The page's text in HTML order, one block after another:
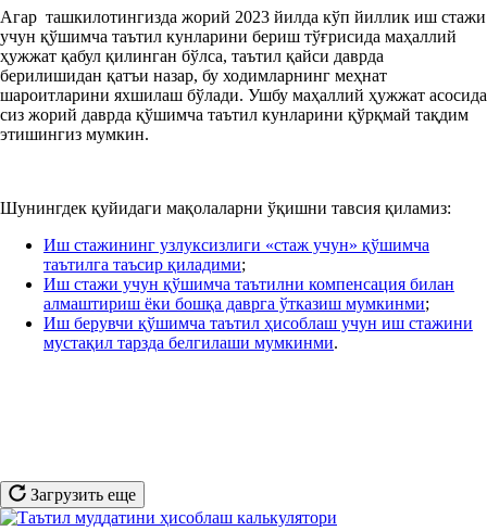
Агар ташкилотингизда жорий 2023 йилда кўп йиллик иш стажи
учун қўшимча таътил кунларини бериш тўғрисида маҳаллий
ҳужжат қабул қилинган бўлса, таътил қайси даврда
берилишидан қатъи назар, бу ходимларнинг меҳнат
шароитларини яхшилаш бўлади. Ушбу маҳаллий ҳужжат асосида
сиз жорий даврда қўшимча таътил кунларини қўрқмай тақдим
этишингиз мумкин.
Шунингдек қуйидаги мақолаларни ўқишни тавсия қиламиз:
Иш стажининг узлуксизлиги «стаж учун» қўшимча
таътилга таъсир қиладими;
Иш стажи учун қўшимча таътилни компенсация билан
алмаштириш ёки бошқа даврга ўтказиш мумкинми;
Иш берувчи қўшимча таътил ҳисоблаш учун иш стажини
мустақил тарзда белгилаши мумкинми.
Загрузить еще